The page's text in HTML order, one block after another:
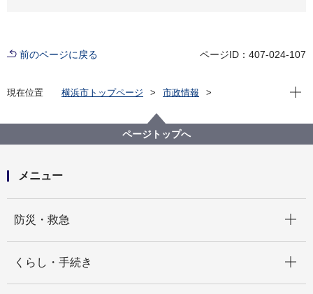
前のページに戻る ページID：407-024-107
現在位置 横浜市トップページ
市政情報
横浜市住生活マスタープラン（横浜市住生活基本計
画）を改定しました
現在
ページトップへ
メニュー
防災・救急
くらし・手続き